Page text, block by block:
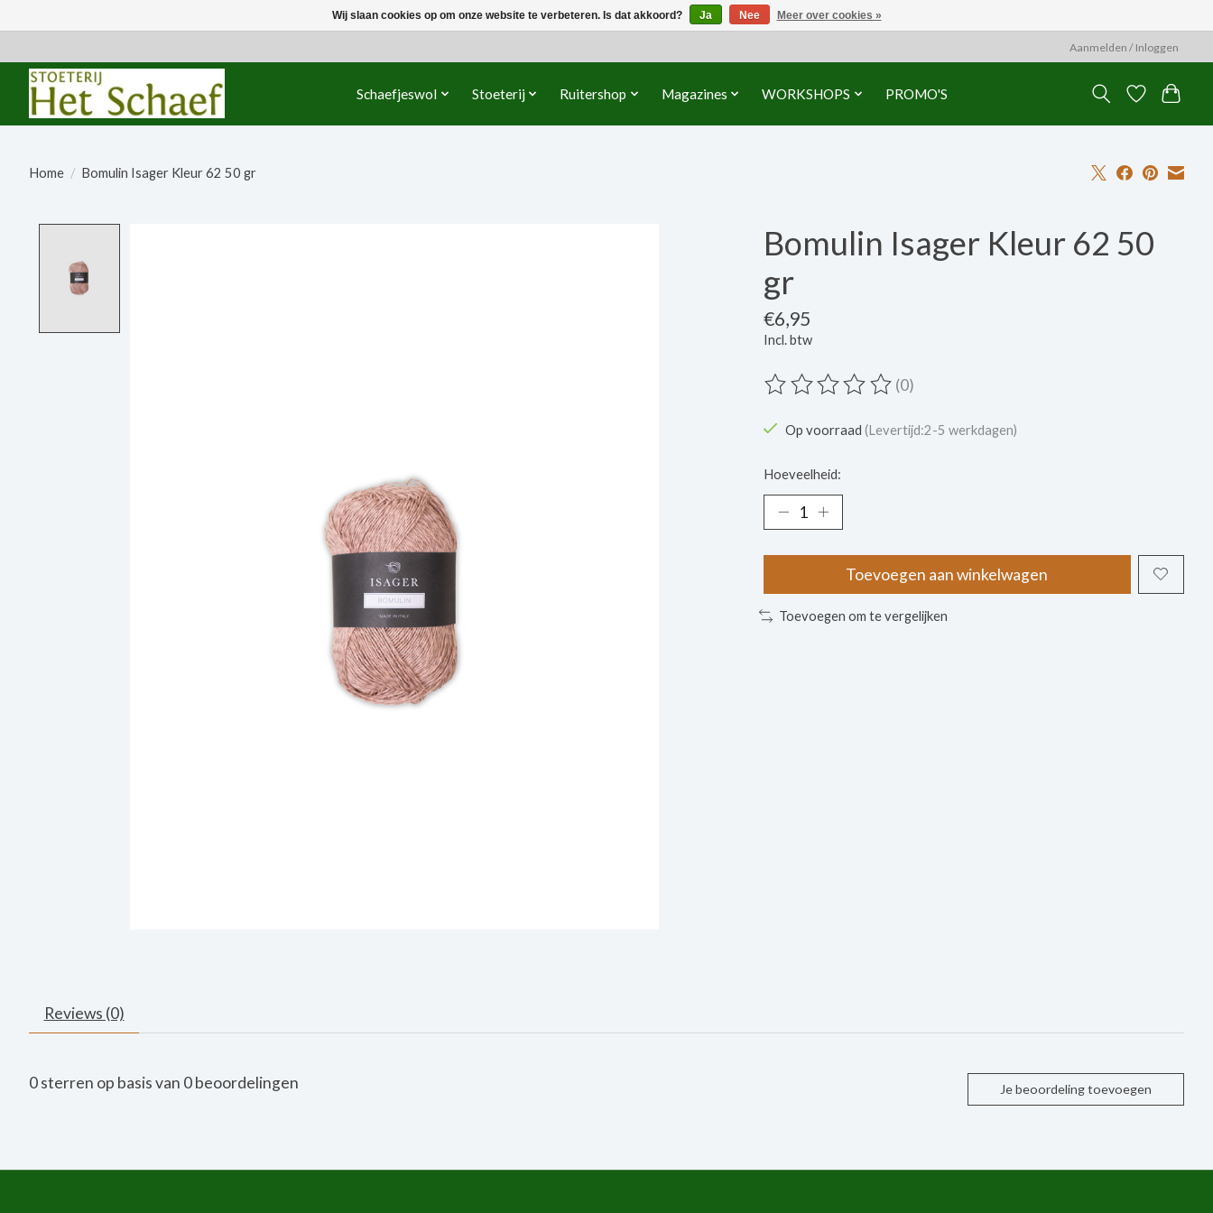
Aanmelden / Inloggen
Schaefjeswol Stoeterij Ruitershop Magazines WORKSHOPS PROMO'S
Home / Bomulin Isager Kleur 62 50 gr
Bomulin Isager Kleur 62 50
gr
€6,95
Incl. btw
De beoordeling van dit product is
(0)
Op voorraad (Levertijd:2-5 werkdagen)
Hoeveelheid:
Toevoegen aan winkelwagen
Toevoegen om te vergelijken
Reviews (0)
0sterren op basis van 0beoordelingen Je beoordeling toevoegen
Wij slaan cookies op om onze website te verbeteren. Is dat akkoord? Ja Nee Meer over cookies »